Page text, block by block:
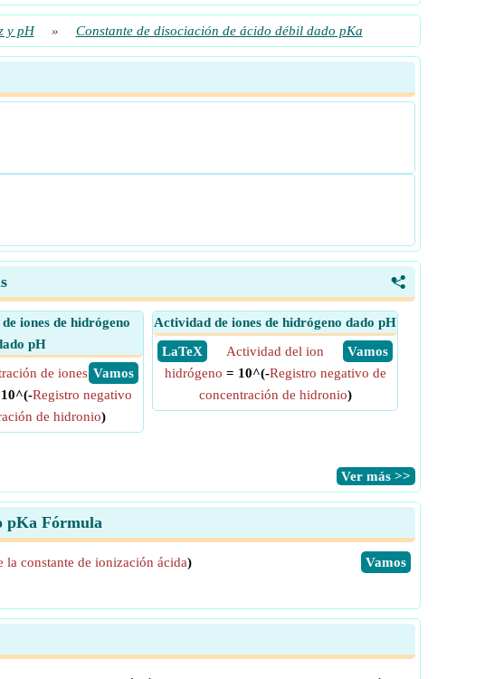
y pH » Constante de disociación de ácido débil dado pKa
<
iones de hidrógeno
pH
​ Vamos
de iones
Registro negativo
de hidronio)
Actividad de iones de hidrógeno dado pH
​ LaTeX
​ Vamos
Actividad del ion
hidrógeno = 10^(-Registro negativo de
concentración de hidronio)
​Ver más >>
pKa Fórmula
​Vamos
constante de ionización ácida)